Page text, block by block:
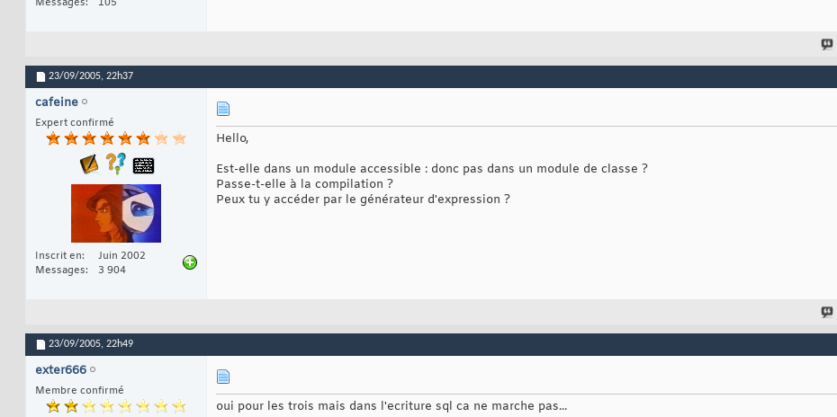
Messages
105
23/09/2005, 22h37
cafeine
Expert confirmé
Inscrit en
Juin 2002
Messages
3 904
Hello,
Est-elle dans un module accessible : donc pas dans un module de classe ?
Passe-t-elle à la compilation ?
Peux tu y accéder par le générateur d'expression ?
23/09/2005, 22h49
exter666
Membre confirmé
oui pour les trois mais dans l'ecriture sql ca ne marche pas...